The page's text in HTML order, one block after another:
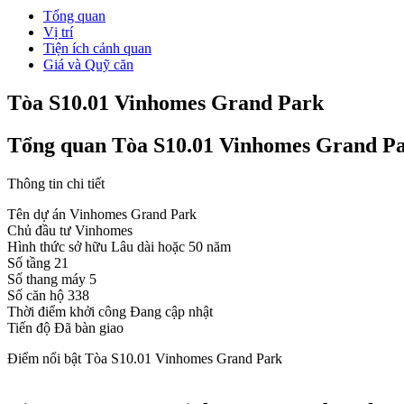
Tổng quan
Vị trí
Tiện ích cảnh quan
Giá và Quỹ căn
Tòa S10.01 Vinhomes Grand Park
Tổng quan Tòa S10.01 Vinhomes Grand
Thông tin chi tiết
Tên dự án Vinhomes Grand Park
Chủ đầu tư Vinhomes
Hình thức sở hữu Lâu dài hoặc 50 năm
Số tầng 21
Số thang máy 5
Số căn hộ 338
Thời điểm khởi công Đang cập nhật
Tiến độ Đã bàn giao
Điểm nổi bật Tòa S10.01 Vinhomes Grand Park